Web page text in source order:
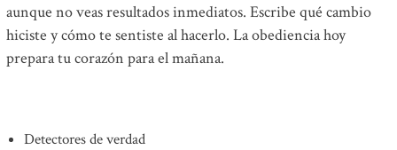
aunque no veas resultados inmediatos. Escribe qué cambio
hiciste y cómo te sentiste al hacerlo. La obediencia hoy
prepara tu corazón para el mañana.
Detectores de verdad